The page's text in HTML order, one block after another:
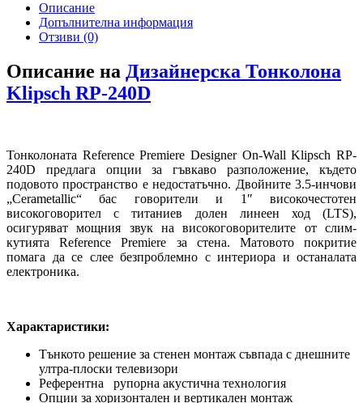
Описание
Допълнителна информация
Отзиви (0)
Описание на Дизайнерска Тонколона
Klipsch RP-240D
Тонколоната Reference Premiere Designer On-Wall Klipsch RP-
240D предлага опции за гъвкаво разположение, където
подовото пространство е недостатъчно. Двойните 3.5-инчови
„Cerametallic“ бас говорители и 1″ високочестотен
високоговорител с титаниев долен линеен ход (LTS),
осигуряват мощния звук на високоговорителите от слим-
кутията Reference Premiere за стена. Матовото покритие
помага да се слее безпроблемно с интериора и останалата
електроника.
Характаристики:
Тънкото решение за стенен монтаж съвпада с днешните
ултра-плоски телевизори
Референтна рупорна акустична технология
Опции за хоризонтален и вертикален монтаж